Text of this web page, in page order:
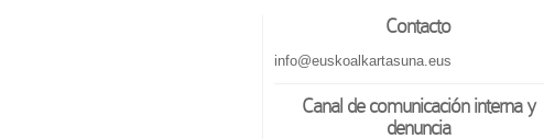
Contacto
info@euskoalkartasuna.eus
Canal de comunicación interna y
denuncia